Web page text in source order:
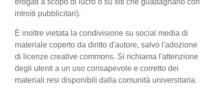
erogati a scopo di lucro o su siti che guadagnano con
introiti pubblicitari).
È inoltre vietata la condivisione su social media di
materiale coperto da diritto d'autore, salvo l'adozione
di licenze creative commons. Si richiama l'attenzione
degli utenti a un uso consapevole e corretto dei
materiali resi disponibili dalla comunità universitaria.